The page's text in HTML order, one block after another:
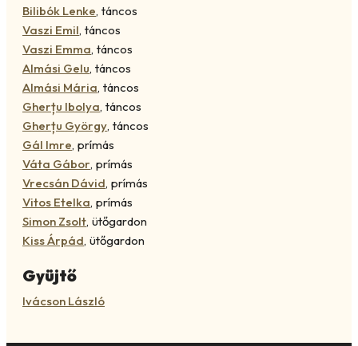
Bilibók Lenke, táncos
Vaszi Emil, táncos
Vaszi Emma, táncos
Almási Gelu, táncos
Almási Mária, táncos
Gherțu Ibolya, táncos
Gherțu György, táncos
Gál Imre, prímás
Váta Gábor, prímás
Vrecsán Dávid, prímás
Vitos Etelka, prímás
Simon Zsolt, ütőgardon
Kiss Árpád, ütőgardon
Gyüjtő
Ivácson László